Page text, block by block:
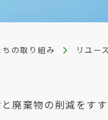
ちの取り組み リユー
廃棄物の削減をす